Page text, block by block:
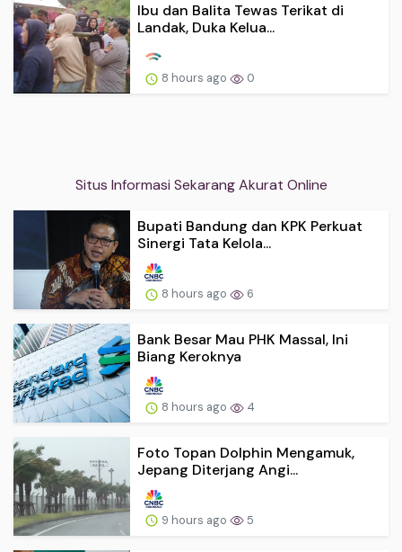
Ibu dan Balita Tewas Terikat di
Landak, Duka Kelua...
8 hours ago 0
Situs Informasi Sekarang Akurat Online
Bupati Bandung dan KPK Perkuat
Sinergi Tata Kelola...
8 hours ago 6
Bank Besar Mau PHK Massal, Ini
Biang Keroknya
8 hours ago 4
Foto Topan Dolphin Mengamuk,
Jepang Diterjang Angi...
9 hours ago 5